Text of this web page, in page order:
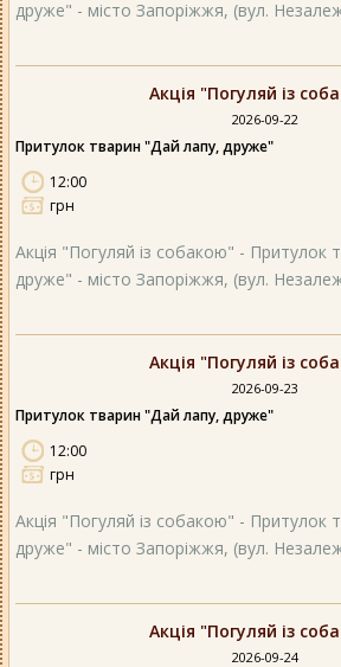
друже" - місто Запоріжжя, (вул.
Акція "Погуляй із
2026-09-22
Притулок тварин "Дай лапу, друже"
12:00
грн
Акція "Погуляй із собакою" - Притулок
друже" - місто Запоріжжя, (вул.
Акція "Погуляй із
2026-09-23
Притулок тварин "Дай лапу, друже"
12:00
грн
Акція "Погуляй із собакою" - Притулок
друже" - місто Запоріжжя, (вул.
Акція "Погуляй із
2026-09-24